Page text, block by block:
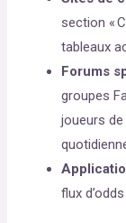
section «
tableaux
Forums
groupes
joueurs
flux